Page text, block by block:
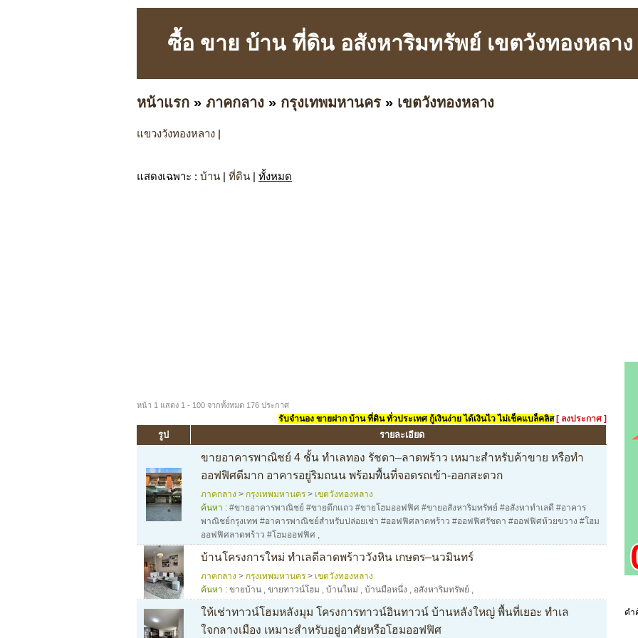
ซื้อ ขาย บ้าน ที่ดิน อสังหาริมทรัพย์ เขตวังทองหลา
หน้าแรก » ภาคกลาง » กรุงเทพมหานคร » เขตวังทองหลาง
แขวงวังทองหลาง |
แสดงเฉพาะ : บ้าน | ที่ดิน | ทั้งหมด
หน้า 1 แสดง 1 - 100 จากทั้งหมด 176 ประกาศ
รับจำนอง ขายฝาก บ้าน ที่ดิน ทั่วประเทศ กู้เงินง่าย ได้เงินไว ไม่เช็คแบล็คลิส [ ลงประกาศ ]
รูป รายละเอียด
ขายอาคารพาณิชย์ 4 ชั้น ทำเลทอง รัชดา–ลาดพร้าว เหมาะสำหรับค้าขาย หรือทำ
ออฟฟิศดีมาก อาคารอยู่ริมถนน พร้อมพื้นที่จอดรถเข้า-ออกสะดวก
ภาคกลาง > กรุงเทพมหานคร > เขตวังทองหลาง
ค้นหา : #ขายอาคารพาณิชย์ #ขายตึกแถว #ขายโฮมออฟฟิศ #ขายอสังหาริมทรัพย์ #อสังหาทำเลดี #อาคาร
พาณิชย์กรุงเทพ #อาคารพาณิชย์สำหรับปล่อยเช่า #ออฟฟิศลาดพร้าว #ออฟฟิศรัชดา #ออฟฟิศห้วยขวาง #โฮม
ออฟฟิศลาดพร้าว #โฮมออฟฟิศ ,
บ้านโครงการใหม่ ทำเลดีลาดพร้าววังหิน เกษตร–นวมินทร์
ภาคกลาง > กรุงเทพมหานคร > เขตวังทองหลาง
ค้นหา : ขายบ้าน , ขายทาวน์โฮม , บ้านใหม่ , บ้านมือหนึ่ง , อสังหาริมทรัพย์ ,
ให้เช่าทาวน์โฮมหลังมุม โครงการทาวน์อินทาวน์ บ้านหลังใหญ่ พื้นที่เยอะ ทำเล
ใจกลางเมือง เหมาะสำหรับอยู่อาศัยหรือโฮมออฟฟิศ
คำ